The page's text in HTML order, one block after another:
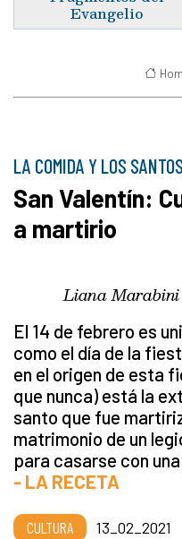
Evangelio
LA COMIDA Y LOS SANTOS
San Valentín:
a martirio
Liana Marabini
El 14 de febrero es
como el día de la
en el origen de esta
que nunca) está la
santo que fue
matrimonio de un
para casarse con
- LA RECETA
CULTURA 13_02_2021